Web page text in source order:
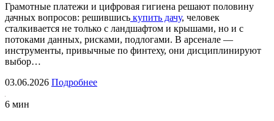
Грамотные платежи и цифровая гигиена решают половину
дачных вопросов: решившись купить дачу, человек
сталкивается не только с ландшафтом и крышами, но и с
потоками данных, рисками, подлогами. В арсенале —
инструменты, привычные по финтеху, они дисциплинируют
выбор…
03.06.2026 Подробнее
6 мин